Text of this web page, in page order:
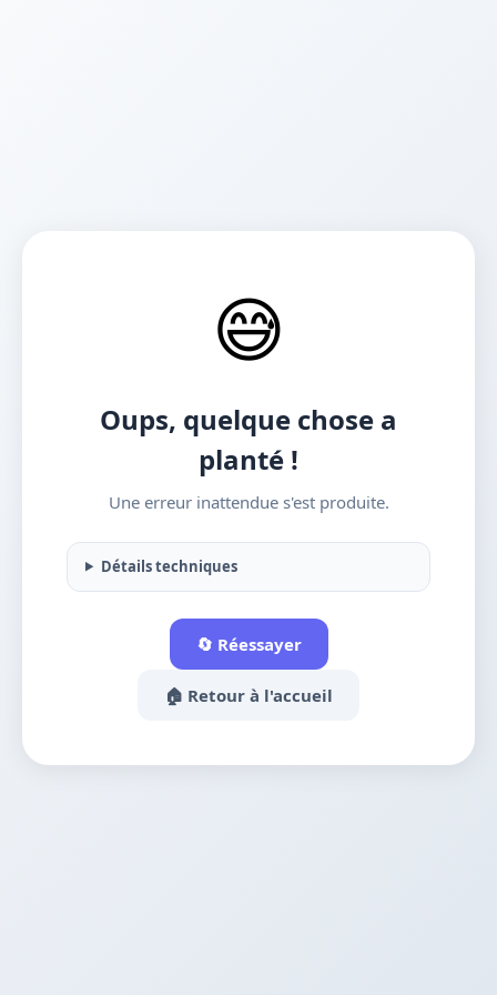
😅
Oups, quelque chose a
planté !
Une erreur inattendue s'est produite.
Détails techniques
🔄 Réessayer
🏠 Retour à l'accueil